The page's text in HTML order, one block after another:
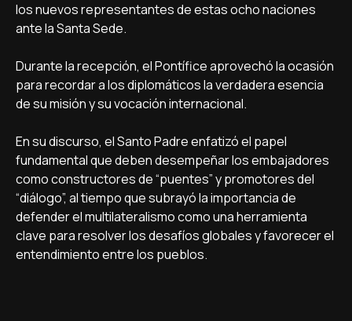
los nuevos representantes de estas ocho naciones
ante la Santa Sede.
Durante la recepción, el Pontífice aprovechó la ocasión
para recordar a los diplomáticos la verdadera esencia
de su misión y su vocación internacional.
En su discurso, el Santo Padre enfatizó el papel
fundamental que deben desempeñar los embajadores
como constructores de “puentes” y promotores del
“diálogo”, al tiempo que subrayó la importancia de
defender el multilateralismo como una herramienta
clave para resolver los desafíos globales y favorecer el
entendimiento entre los pueblos.